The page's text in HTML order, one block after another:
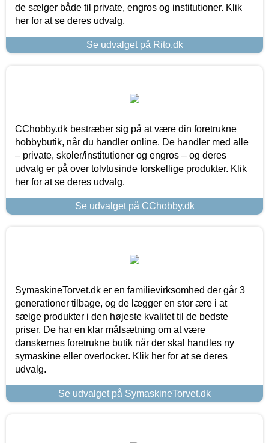
de sælger både til private, engros og institutioner. Klik
her for at se deres udvalg.
Se udvalget på Rito.dk
CChobby.dk bestræber sig på at være din foretrukne
hobbybutik, når du handler online. De handler med alle
– private, skoler/institutioner og engros – og deres
udvalg er på over tolvtusinde forskellige produkter. Klik
her for at se deres udvalg.
Se udvalget på CChobby.dk
SymaskineTorvet.dk er en familievirksomhed der går 3
generationer tilbage, og de lægger en stor ære i at
sælge produkter i den højeste kvalitet til de bedste
priser. De har en klar målsætning om at være
danskernes foretrukne butik når der skal handles ny
symaskine eller overlocker. Klik her for at se deres
udvalg.
Se udvalget på SymaskineTorvet.dk